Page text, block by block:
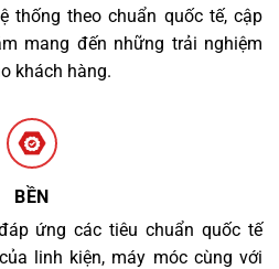
thống theo chuẩn quốc tế, cập
mang đến những trải nghiệm
khách hàng.
BỀN
ứng các tiêu chuẩn quốc tế
linh kiện, máy móc cùng với